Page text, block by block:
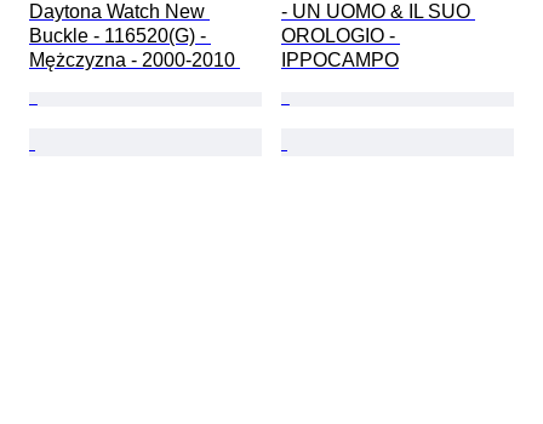
Daytona Watch New
Buckle - 116520(G) -
Mężczyzna - 2000-2010
- UN UOMO & IL SUO
OROLOGIO -
IPPOCAMPO